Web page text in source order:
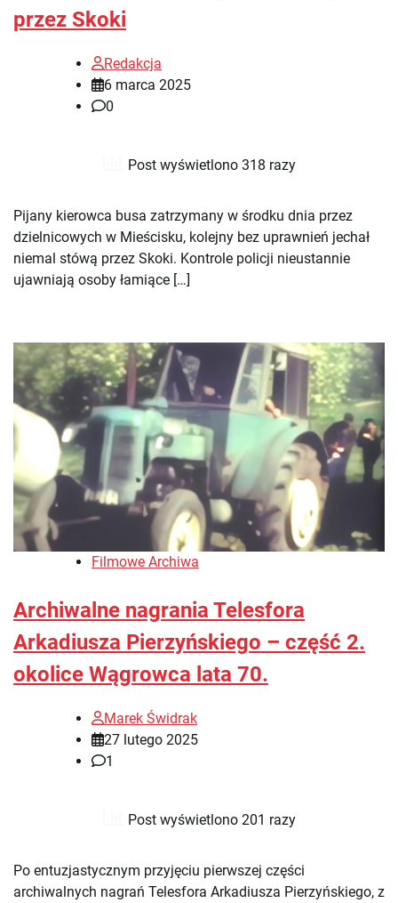
przez Skoki
Redakcja
6 marca 2025
0
Post wyświetlono 318 razy
Pijany kierowca busa zatrzymany w środku dnia przez
dzielnicowych w Mieścisku, kolejny bez uprawnień jechał
niemal stówą przez Skoki. Kontrole policji nieustannie
ujawniają osoby łamiące […]
Filmowe Archiwa
Archiwalne nagrania Telesfora
Arkadiusza Pierzyńskiego – część 2.
okolice Wągrowca lata 70.
Marek Świdrak
27 lutego 2025
1
Post wyświetlono 201 razy
Po entuzjastycznym przyjęciu pierwszej części
archiwalnych nagrań Telesfora Arkadiusza Pierzyńskiego, z